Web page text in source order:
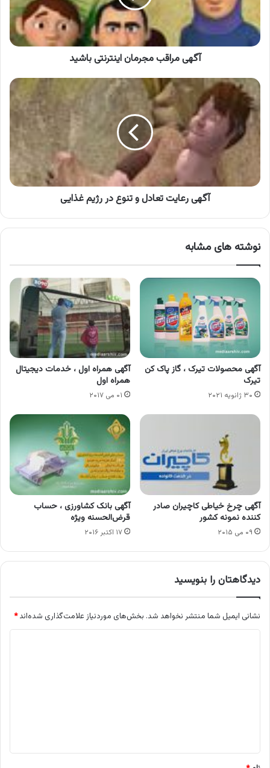
آگهی مراقب مجرمان اینترنتی باشید
آگهی
رعایت
تعادل
و
تنوع
رژیم
آگهی رعایت تعادل و تنوع در رژیم غذایی
نوشته های مشابه
آگهی محصولات تیرک ، گاز پاک کن
تیرک
۳۰ ژانویه ۲۰۲۱
آگهی همراه اول ، خدمات دیجیتال
همراه اول
۰۱ می ۲۰۱۷
آگهی چرخ خیاطی کاچیران صادر
کننده نمونه کشور
۰۹ می ۲۰۱۵
آگهی بانک کشاورزی ، حساب
قرض‌الحسنه ویژه
۱۷ اکتبر ۲۰۱۶
دیدگاهتان را بنویسید
نشانی ایمیل شما منتشر نخواهد شد. بخش‌های موردنیاز علامت‌گذاری شده‌اند*